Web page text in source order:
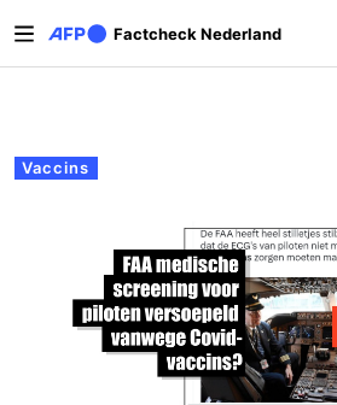
Factcheck Nederland
Primaire tabs
Vaccins